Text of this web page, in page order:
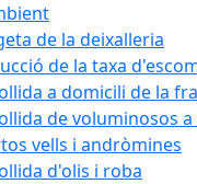
de la deixalleria
de la taxa
a domicili de la
de voluminosos
vells i andròmines
d'olis i roba